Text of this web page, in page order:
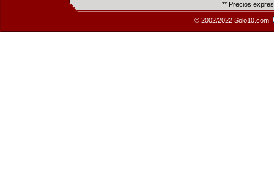
** Precios
© 2002/2022 Solo10.com